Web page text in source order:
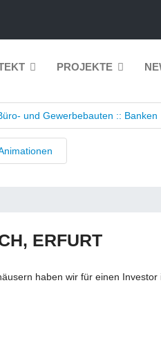
PROJEKTE
und Gewerbebauten :: Banken
ERFURT
haben wir für einen